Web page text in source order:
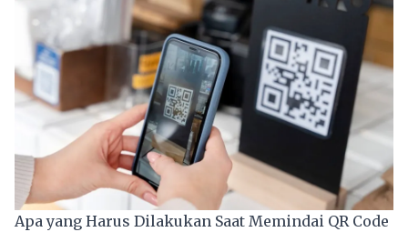
Apa yang Harus Dilakukan Saat Memindai QR Code